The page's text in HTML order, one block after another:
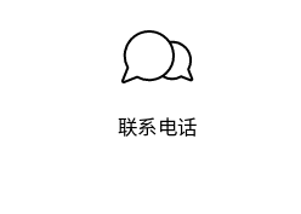
联系电话